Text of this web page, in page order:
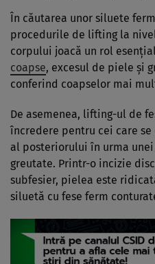
În căutarea unor siluete
procedurile de lifting la
corpului joacă un rol
coapse, excesul de piele și
conferind coapselor mai
De asemenea, lifting-ul de
încredere pentru cei care
al posteriorului în urma
greutate. Printr-o incizie
subfesier, pielea este
siluetă cu fese ferm